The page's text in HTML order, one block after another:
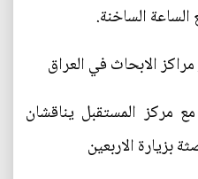
الساخنة.
الابحاث في العراق
مع مركز المستقبل يناقشان
بزيارة الاربعين